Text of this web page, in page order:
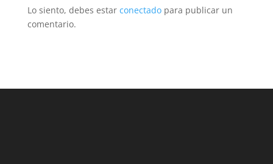
Lo siento, debes estar conectadopara publicar un
comentario.